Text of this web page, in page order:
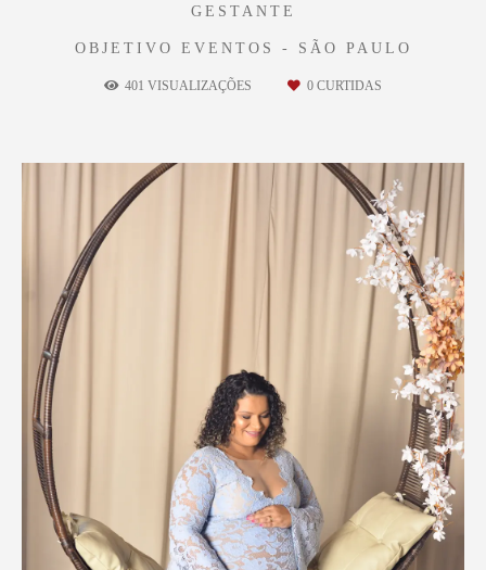
GESTANTE
OBJETIVO EVENTOS - SÃO PAULO
401 VISUALIZAÇÕES 0 CURTIDAS